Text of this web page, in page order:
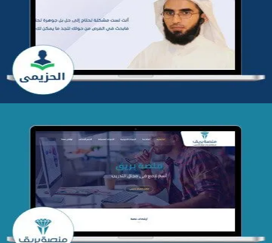
تطوير موقع المدرب ياسر الحزيمي
التفاصيل
تصميم منصة بريق
التفاصيل